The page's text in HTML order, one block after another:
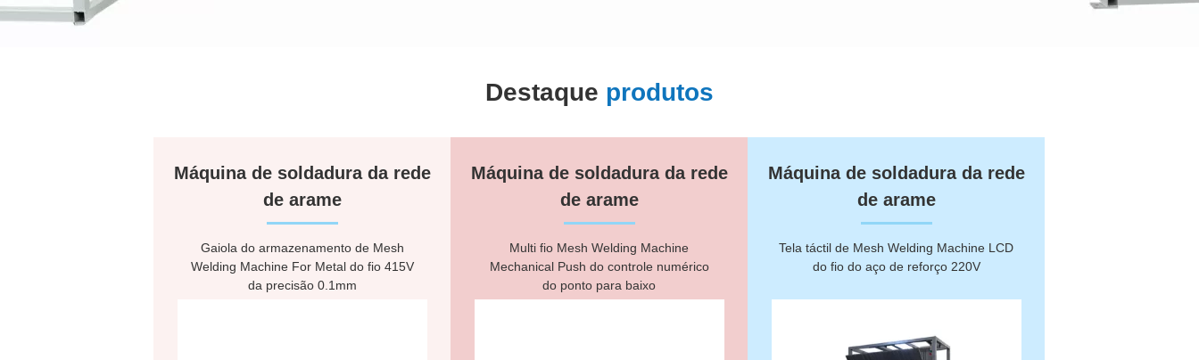
Destaque produtos
Máquina de soldadura da rede
de arame
Gaiola do armazenamento de Mesh
Welding Machine For Metal do fio 415V
da precisão 0.1mm
Máquina de soldadura da rede
de arame
Multi fio Mesh Welding Machine
Mechanical Push do controle numérico
do ponto para baixo
Máquina de soldadura da rede
de arame
Tela táctil de Mesh Welding Machine LCD
do fio do aço de reforço 220V